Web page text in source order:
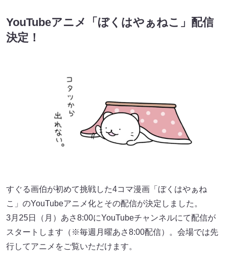
YouTubeアニメ「ぼくはやぁねこ」配信
決定！
すぐる画伯が初めて挑戦した4コマ漫画「ぼくはやぁね
こ」のYouTubeアニメ化とその配信が決定しました。
3月25日（月）あさ8:00にYouTubeチャンネルにて配信が
スタートします（※毎週月曜あさ8:00配信）。会場では先
行してアニメをご覧いただけます。